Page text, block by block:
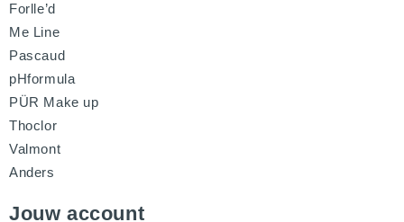
Forlle’d
Me Line
Pascaud
pHformula
PÜR Make up
Thoclor
Valmont
Anders
Jouw account